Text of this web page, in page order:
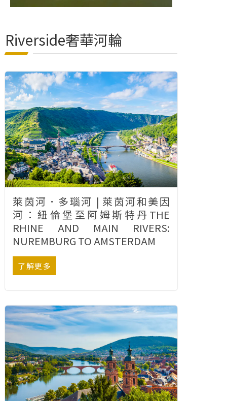
Riverside奢華河輪
萊茵河．多瑙河 | 萊茵河和美因
河：紐倫堡至阿姆斯特丹THE
RHINE AND MAIN RIVERS:
NUREMBURG TO AMSTERDAM
了解更多